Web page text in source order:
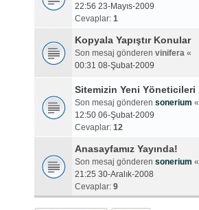
22:56 23-Mayıs-2009
Cevaplar: 1
Kopyala Yapıştır Konular
Son mesaj gönderen vinifera«
00:31 08-Şubat-2009
Sitemizin Yeni Yöneticileri
Son mesaj gönderen sonerium «
12:50 06-Şubat-2009
Cevaplar: 12
Anasayfamız Yayında!
Son mesaj gönderen sonerium «
21:25 30-Aralık-2008
Cevaplar: 9